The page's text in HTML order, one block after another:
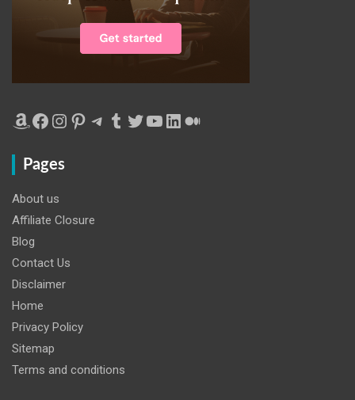
Amazon
Facebook
Instagram
Pinterest
Telegram
Tumblr
Twitter
YouTube
LinkedIn
Medium
Pages
About us
Affiliate Closure
Blog
Contact Us
Disclaimer
Home
Privacy Policy
Sitemap
Terms and conditions